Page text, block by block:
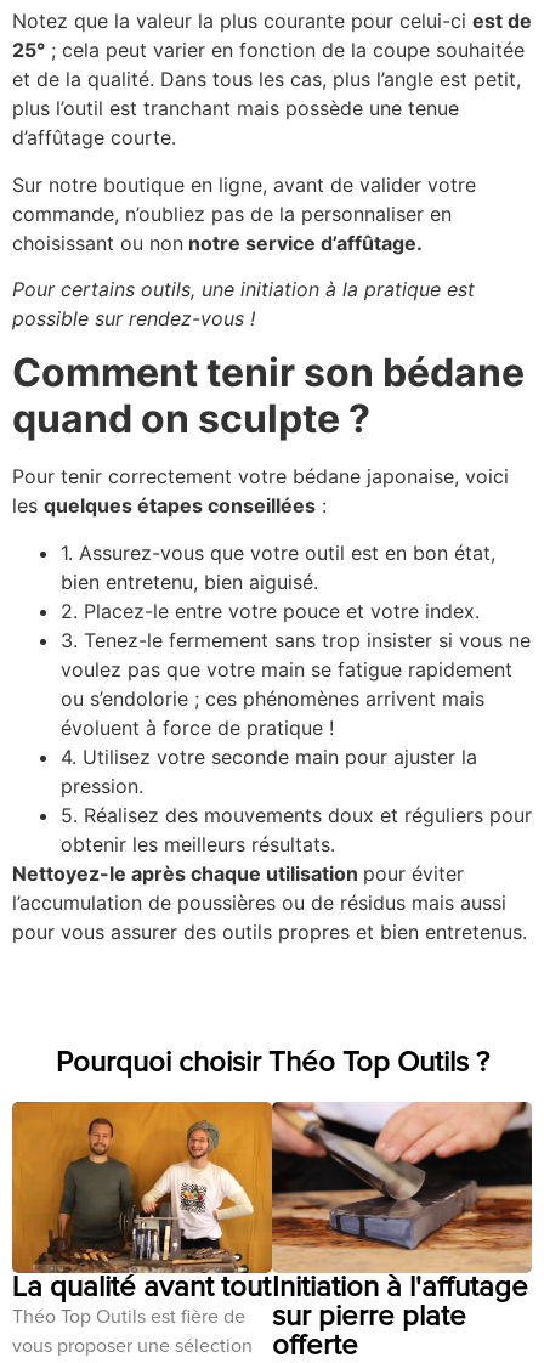
Notez que la valeur la plus courante pour celui-ci est de
25° ; cela peut varier en fonction de la coupe souhaitée
et de la qualité. Dans tous les cas, plus l’angle est petit,
plus l’outil est tranchant mais possède une tenue
d’affûtage courte.
Sur notre boutique en ligne, avant de valider votre
commande, n’oubliez pas de la personnaliser en
choisissant ou non notre service d’affûtage.
Pour certains outils, une initiation à la pratique est
possible sur rendez-vous !
Comment tenir son bédane
quand on sculpte ?
Pour tenir correctement votre bédane japonaise, voici
les quelques étapes conseillées :
1. Assurez-vous que votre outil est en bon état,
bien entretenu, bien aiguisé.
2. Placez-le entre votre pouce et votre index.
3. Tenez-le fermement sans trop insister si vous ne
voulez pas que votre main se fatigue rapidement
ou s’endolorie ; ces phénomènes arrivent mais
évoluent à force de pratique !
4. Utilisez votre seconde main pour ajuster la
pression.
5. Réalisez des mouvements doux et réguliers pour
obtenir les meilleurs résultats.
Nettoyez-le après chaque utilisation pour éviter
l’accumulation de poussières ou de résidus mais aussi
pour vous assurer des outils propres et bien entretenus.
Pourquoi choisir Théo Top Outils ?
La qualité avant tout
Théo Top Outils est fière de
vous proposer une sélection
Initiation à l'affutage
sur pierre plate
offerte